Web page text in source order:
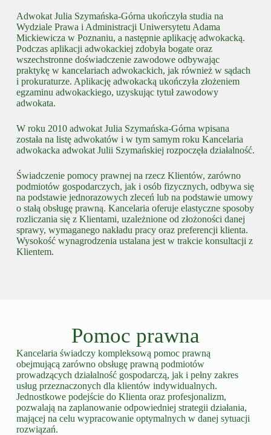
Adwokat Julia Szymańska-Górna ukończyła studia na
Wydziale Prawa i Administracji Uniwersytetu Adama
Mickiewicza w Poznaniu, a następnie aplikację adwokacką.
Podczas aplikacji adwokackiej zdobyła bogate oraz
wszechstronne doświadczenie zawodowe odbywając
praktykę w kancelariach adwokackich, jak również w sądach
i prokuraturze. Aplikację adwokacką ukończyła złożeniem
egzaminu adwokackiego, uzyskując tytuł zawodowy
adwokata.
W roku 2010 adwokat Julia Szymańska-Górna wpisana
została na listę adwokatów i w tym samym roku Kancelaria
adwokacka adwokat Julii Szymańskiej rozpoczęła działalność.
Świadczenie pomocy prawnej na rzecz Klientów, zarówno
podmiotów gospodarczych, jak i osób fizycznych, odbywa się
na podstawie jednorazowych zleceń lub na podstawie umowy
o stałą obsługę prawną. Kancelaria oferuje elastyczne sposoby
rozliczania się z Klientami, uzależnione od złożoności danej
sprawy, wymaganego nakładu pracy oraz preferencji klienta.
Wysokość wynagrodzenia ustalana jest w trakcie konsultacji z
Klientem.
Pomoc prawna
Kancelaria świadczy kompleksową pomoc prawną
obejmującą zarówno obsługę prawną podmiotów
prowadzących działalność gospodarczą, jak i pełny zakres
usług przeznaczonych dla klientów indywidualnych.
Jednostkowe podejście do Klienta oraz profesjonalizm,
pozwalają na zaplanowanie odpowiedniej strategii działania,
mającej na celu wypracowanie optymalnych w danej sytuacji
rozwiązań.